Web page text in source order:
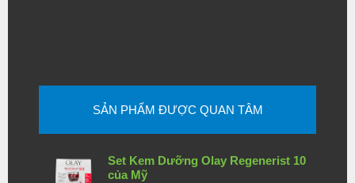
SẢN PHẨM ĐƯỢC QUAN TÂM
Set Kem Dưỡng Olay Regenerist 10
của Mỹ